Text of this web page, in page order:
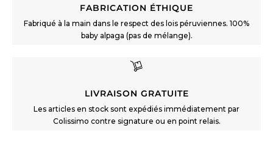
FABRICATION ÉTHIQUE
Fabriqué à la main dans le respect des lois péruviennes. 100%
baby alpaga (pas de mélange).
LIVRAISON GRATUITE
Les articles en stock sont expédiés immédiatement par
Colissimo contre signature ou en point relais.